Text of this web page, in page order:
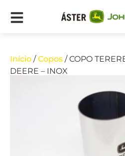
Início /Copos / COPO
DEERE – INOX